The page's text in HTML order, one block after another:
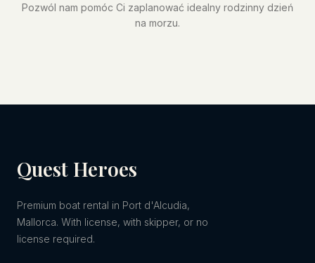
Pozwól nam pomóc Ci zaplanować idealny rodzinny dzień
na morzu.
Quest Heroes
Premium boat rental in Port d'Alcudia,
Mallorca. With license, with skipper, or no
license required.